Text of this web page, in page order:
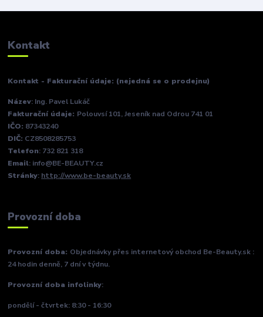
Kontakt
Kontakt - Fakturační údaje: (nejedná se o prodejnu)
Název: Ing. Pavel Lukáč
Fakturační údaje: Polouvsí 101, Jeseník nad Odrou 741 01
IČO: 87343240
DIČ: CZ8508285753
Telefon: 732 821 318
Email: info@BE-BEAUTY.cz
Stránky: http://www.be-beauty.sk
Provozní doba
Provozní doba: Objednávky přes internetový obchod Be-Beauty.sk :
24 hodin denně, 7 dní v týdnu.
Provozní doba infolinky:
pondělí - čtvrtek: 8:30 - 16:30